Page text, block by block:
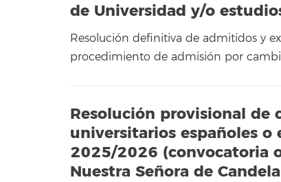
de Universidad y/o
Resolución definitiva de admitidos y
procedimiento de admisión por
Resolución provisional de
universitarios españoles o
2025/2026 (convocatoria
Nuestra Señora de